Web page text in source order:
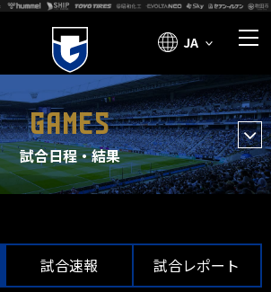
JA
GAMES
試合日程・結果
試合速報 試合レポート